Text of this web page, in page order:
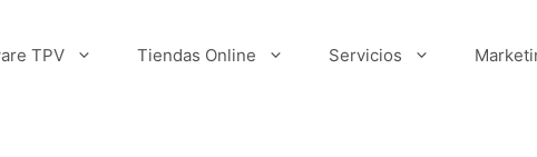
TPV Tiendas Online Servicios